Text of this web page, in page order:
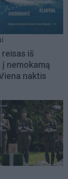
reisas iš
į nemokamą
naktis